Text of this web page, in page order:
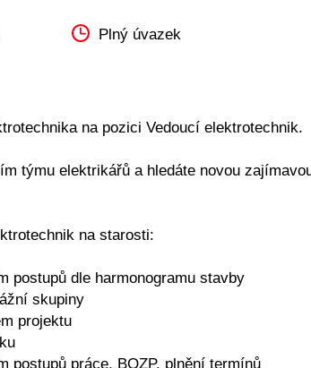
Plný úvazek
na pozici Vedoucí elektrotechnik.
týmu elektrikářů a hledáte novou
na starosti:
postupů dle harmonogramu stavby
skupiny
projektu
postupů práce, BOZP, plnění termínů